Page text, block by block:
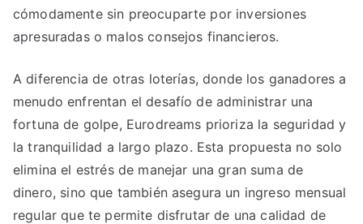
cómodamente sin preocuparte por inversiones
apresuradas o malos consejos financieros.
A diferencia de otras loterías, donde los ganadores a
menudo enfrentan el desafío de administrar una
fortuna de golpe, Eurodreams prioriza la seguridad y
la tranquilidad a largo plazo. Esta propuesta no solo
elimina el estrés de manejar una gran suma de
dinero, sino que también asegura un ingreso mensual
regular que te permite disfrutar de una calidad de